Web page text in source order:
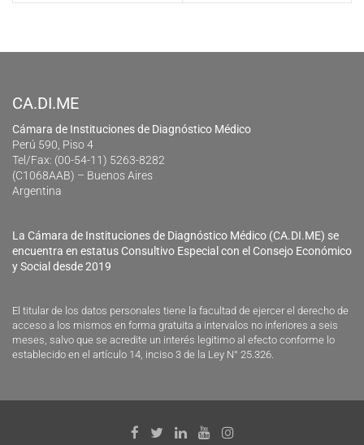
CA.DI.ME
Cámara de Instituciones de Diagnóstico Médico
Perú 590, Piso 4
Tel/Fax: (00-54-11) 5263-8282
(C1068AAB) – Buenos Aires
Argentina
La Cámara de Instituciones de Diagnóstico Médico (CA.DI.ME) se
encuentra en estatus Consultivo Especial con el Consejo Económico
y Social desde 2019
El titular de los datos personales tiene la facultad de ejercer el derecho de
acceso a los mismos en forma gratuita a intervalos no inferiores a seis
meses, salvo que se acredite un interés legitimo al efecto conforme lo
establecido en el artículo 14, inciso 3 de la Ley N° 25.326.